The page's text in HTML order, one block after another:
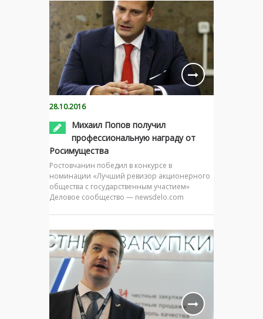
28.10.2016
Михаил Попов получил
профессиональную награду от
Росимущества
Ростовчанин победил в конкурсе в
номинации «Лучший ревизор акционерного
общества с государственным участием»
Деловое сообщество — newsdelo.com